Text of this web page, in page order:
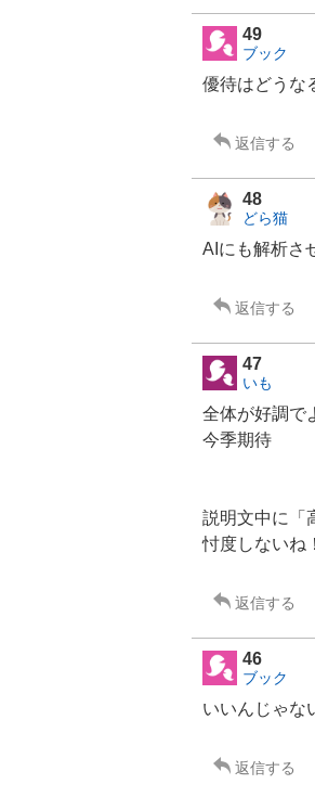
49
ブック
優待はどうな
返信する
48
どら猫
AIにも解析さ
返信する
47
いも
全体が好調で
今季期待
説明文中に「
忖度しないね！
返信する
46
ブック
いいんじゃな
返信する